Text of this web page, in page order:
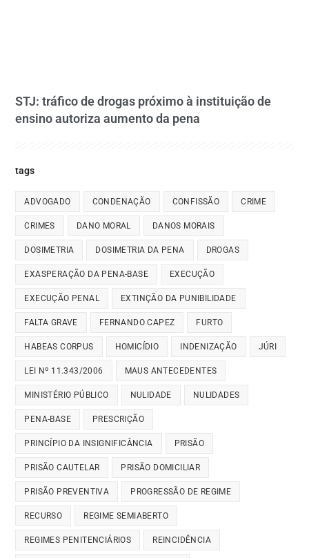
STJ: tráfico de drogas próximo à instituição de
ensino autoriza aumento da pena
tags
ADVOGADO CONDENAÇÃO CONFISSÃO CRIME
CRIMES DANO MORAL DANOS MORAIS
DOSIMETRIA DOSIMETRIA DA PENA DROGAS
EXASPERAÇÃO DA PENA-BASE EXECUÇÃO
EXECUÇÃO PENAL EXTINÇÃO DA PUNIBILIDADE
FALTA GRAVE FERNANDO CAPEZ FURTO
HABEAS CORPUS HOMICÍDIO INDENIZAÇÃO JÚRI
LEI Nº 11.343/2006 MAUS ANTECEDENTES
MINISTÉRIO PÚBLICO NULIDADE NULIDADES
PENA-BASE PRESCRIÇÃO
PRINCÍPIO DA INSIGNIFICÂNCIA PRISÃO
PRISÃO CAUTELAR PRISÃO DOMICILIAR
PRISÃO PREVENTIVA PROGRESSÃO DE REGIME
RECURSO REGIME SEMIABERTO
REGIMES PENITENCIÁRIOS REINCIDÊNCIA